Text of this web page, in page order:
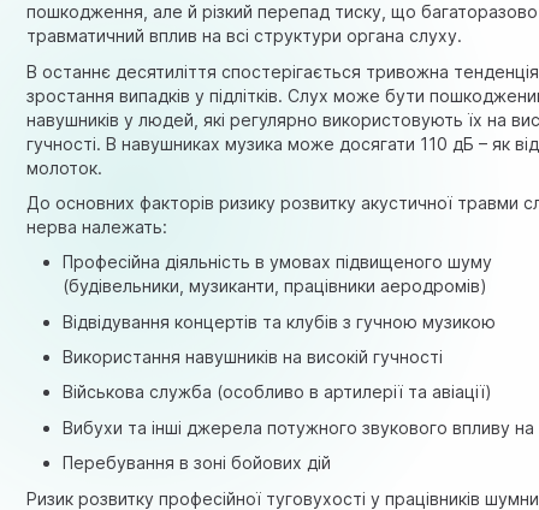
пошкодження, але й різкий перепад тиску, що
травматичний вплив на всі структури органа слуху.
В останнє десятиліття спостерігається тривожна тенденція
зростання випадків у підлітків. Слух може бути
навушників у людей, які регулярно використовують їх на
гучності. В навушниках музика може досягати 110 дБ – як
молоток.
До основних факторів ризику розвитку акустичної травми
нерва належать:
Професійна діяльність в умовах підвищеного шуму
(будівельники, музиканти, працівники аеродромів)
Відвідування концертів та клубів з гучною музикою
Використання навушників на високій гучності
Військова служба (особливо в артилерії та авіації)
Вибухи та інші джерела потужного звукового впливу
Перебування в зоні бойових дій
Ризик розвитку професійної туговухості у працівників